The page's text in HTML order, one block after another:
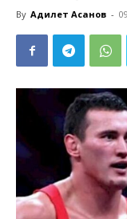
By Адилет Асанов -